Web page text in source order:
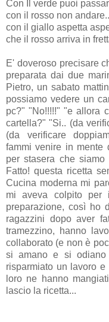
Con Il verde puoi
con il rosso non
con il giallo aspetta
che il rosso arriva in
E' doveroso precisare
preparata dai due
Pietro, un sabato
possiamo vedere un
pc?" "No!!!!!" "e allora
cartella?" "Si.. (da
(da verificare
fammi venire in mente
per stasera che
Fatto! questa ricetta
Cucina moderna mi
mi aveva colpito
preparazione, così ho
ragazzini dopo aver
tramezzino, hanno
collaborato (e non è
si amano e si odiano
risparmiato un lavoro
loro ne hanno
lascio la ricetta...